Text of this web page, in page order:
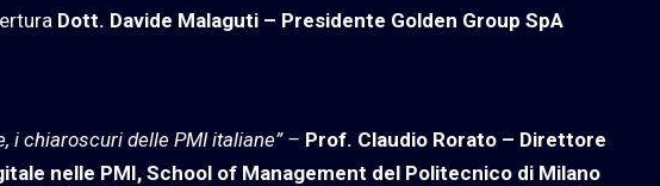
Dott. Davide Malaguti – Presidente Golden Group SpA
i chiaroscuri delle PMI italiane” – Prof. Claudio Rorato – Direttore
nelle PMI, School of Management del Politecnico di Milano